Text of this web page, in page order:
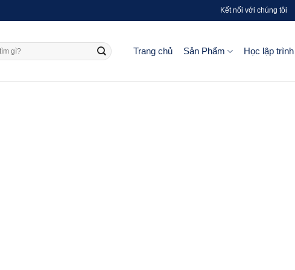
Kết nối với chúng tôi
Trang chủ Sản Phẩm Học lập trình